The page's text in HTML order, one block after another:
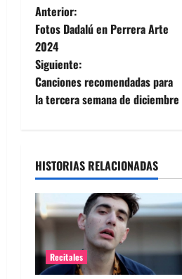
N
a
v
e
a
c
i
ó
Anterior:
Fotos Dadalú en Perrera Arte
2024
Siguiente:
Canciones recomendadas para
la tercera semana de diciembre
HISTORIAS RELACIONADAS
Recitales